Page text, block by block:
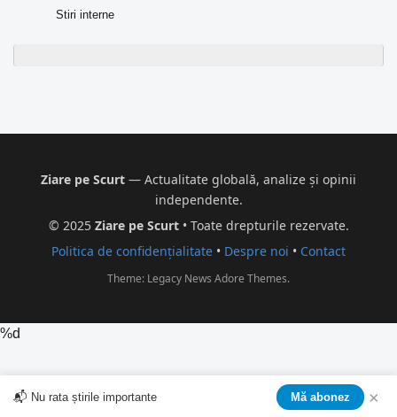
Stiri interne
Ziare pe Scurt — Actualitate globală, analize și opinii
independente.
© 2025 Ziare pe Scurt• Toate drepturile rezervate.
Politica de confidențialitate • Despre noi • Contact
Theme: Legacy News Adore Themes.
📬 Nu rata știrile importante Mă abonez ×
%d